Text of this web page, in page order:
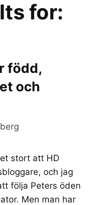
for:
född,
och
stort att HD
och jag
följa Peters öden
Men man har